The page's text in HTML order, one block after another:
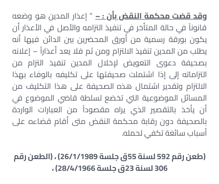
وقد قضت محكمة النقض بأن : –” إعذار المدين هو وضعه
قانوناً في حالة المتأخر في تنفيذ التزامه والأصل في الأعذار أن
يكون بورقة رسمية من أورق المحضرين بين الدائن فيها أنه
يطلب من المدين تنفيذ الالتزام ومن ثم فلا يعد أعذاراً – إعلانه
بصحيفة دعوى التعويض لإخلال المدين تنفيذ التزام من
التزاماته إلى إذا اشتملت صحيفتها على تكليفه بالوفاء بهذا
الالتزام وتقدير اشتمال هذه الصحيفة على هذا التكليف من
المسائل الموضوعية التي تخضع لسلطة قاضي الموضوع في
أن يأخذ بالتقصير الذي يراه مقصوداً من العبارات الواردة
بالصحيفة دون رقابة محكمة النقض متى أقام قضاءه على
أسباب سائغة تكفي لحمله.
(طعن رقم 592 لسنة 55ق جلسة 26/1/1989) ، (الطعن رقم
306 لسنة 23ق جلسة 28/4/1966) ،